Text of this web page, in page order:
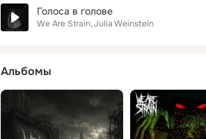
Голоса в голове
We Are Strain Julia Weinstein
Альбомы